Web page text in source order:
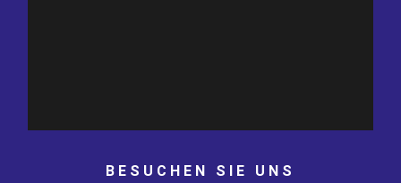
BESUCHEN SIE UNS